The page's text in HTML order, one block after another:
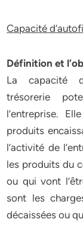
Capacité
Définition et
La capacité
trésorerie
l’entreprise.
produits
l’activité de
les produits du
ou qui vont
sont les
décaissées ou